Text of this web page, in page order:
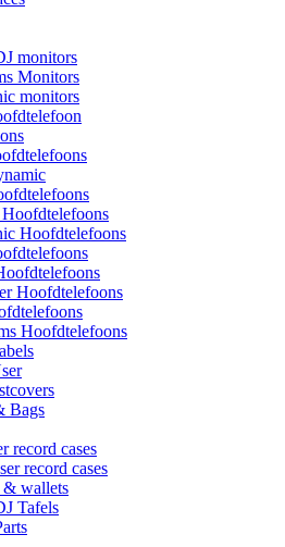
monitors
Monitors
monitors
Hoofdtelefoons
Hoofdtelefoons
Hoofdtelefoons
Bags
record cases
record cases
& wallets
Tafels